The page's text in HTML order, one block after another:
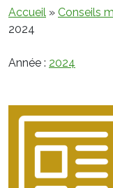
Accueil » Conseils
2024
Année : 2024